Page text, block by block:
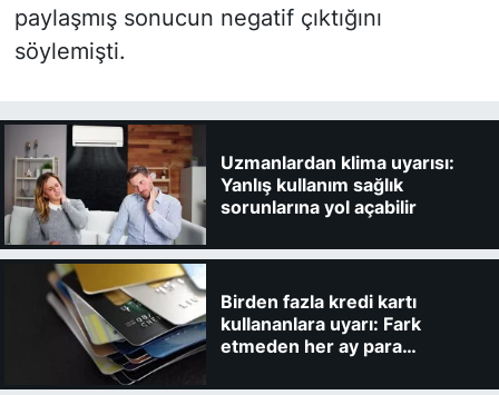
paylaşmış sonucun negatif çıktığını
söylemişti.
Uzmanlardan klima uyarısı:
Yanlış kullanım sağlık
sorunlarına yol açabilir
Birden fazla kredi kartı
kullananlara uyarı: Fark
etmeden her ay para